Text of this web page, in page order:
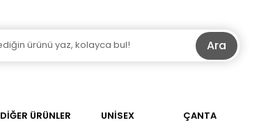
Ara
DİĞER ÜRÜNLER UNİSEX ÇANTA